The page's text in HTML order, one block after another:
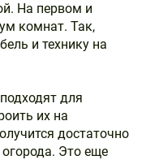
На первом и
комнат. Так,
и технику на
для
их на
достаточно
Это еще